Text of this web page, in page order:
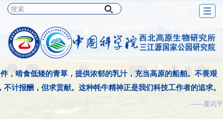
，啃食低矮的青草，提供浓郁的乳汁，充当高原的船舶。不畏艰
不计报酬，但求贡献。这种牦牛精神正是我们科技工作者的追求。
——夏武平